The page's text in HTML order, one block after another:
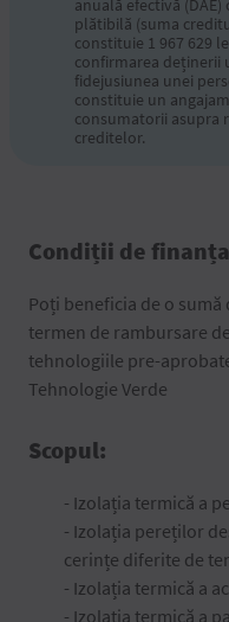
anuală efectivă
plătibilă (suma
constituie 1 967 629
confirmarea deținerii
fidejusiunea unei
constituie un
consumatorii asupra
creditelor.
Condiții de
Poți beneficia de o sumă
termen de rambursare
tehnologiile pre-
Tehnologie Verde
Scopul:
- Izolația termică a
- Izolația pereților
cerințe diferite de
- Izolația termică a
- Izolația termică a